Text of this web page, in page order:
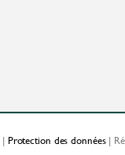
| Protection des données|